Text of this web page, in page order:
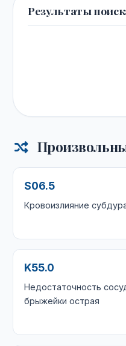
Результаты
S06.5
Кровоизлияние
K55.0
Недостаточность
брыжейки острая